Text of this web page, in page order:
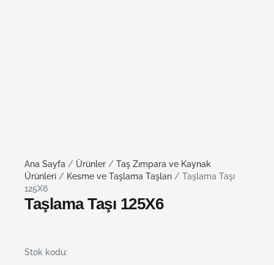
Ana Sayfa / Ürünler / Taş Zımpara ve Kaynak
Ürünleri / Kesme ve Taşlama Taşları / Taşlama Taşı
125X6
Taşlama Taşı 125X6
Stok kodu: